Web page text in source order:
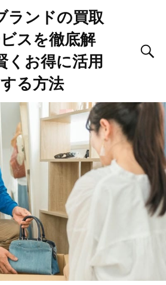
ランドの買取
スを徹底解
くお得に活用
する方法